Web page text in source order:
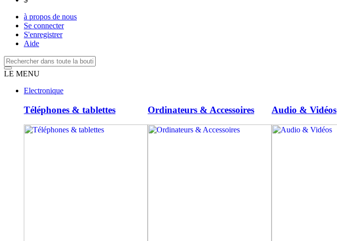
à propos de nous
Se connecter
S'enregistrer
Aide
LE MENU
Electronique
Téléphones & tablettes Ordinateurs & Accessoires Audio & Vidéos